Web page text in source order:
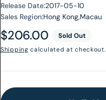
Release Date:2017-05-10
Sales Region:Hong Kong,Macau
Regular
price
$206.00 Sold Out
Shipping calculated at checkout.